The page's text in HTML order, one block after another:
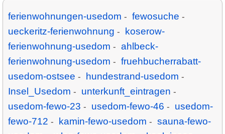
ferienwohnungen-usedom - fewosuche -
ueckeritz-ferienwohnung -
koserow-
ferienwohnung-usedom - ahlbeck-
ferienwohnung-usedom - fruehbucherrabatt-
usedom-ostsee - hundestrand-usedom -
Insel_Usedom - unterkunft_eintragen -
usedom-fewo-23 - usedom-fewo-46 - usedom-
fewo-712 - kamin-fewo-usedom - sauna-fewo-